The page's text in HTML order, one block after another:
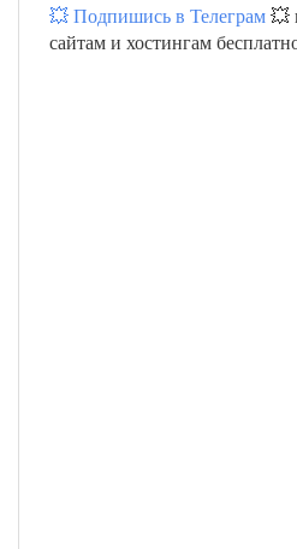
💥 Подпишись в Телеграм💥
сайтам и хостингам